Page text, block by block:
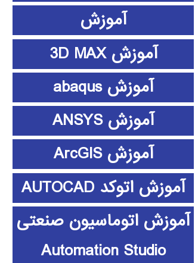
آموزش
آموزش 3D MAX
آموزش abaqus
آموزش ANSYS
آموزش ArcGIS
آموزش اتوکد AUTOCAD
آموزش اتوماسیون صنعتی
Automation Studio